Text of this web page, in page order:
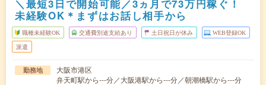
＼最短3日で開始可能／3ヵ月で73万円稼ぐ！
未経験OK＊まずはお話し相手から
職種未経験OK 交通費別途支給あり 土日祝日が休み WEB登録OK
派遣
勤務地
大阪市港区
弁天町駅から---分／大阪港駅から---分／朝潮橋駅から---分